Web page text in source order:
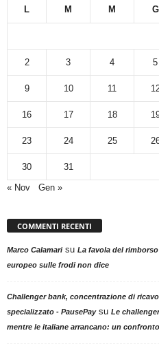
L M M G
2 3 4 5
9 10 11
16 17 18
23 24 25
30
31
« Nov
Gen »
COMMENTI RECENTI
Marco Calamarisu La favola del
europeo sulle frodi non dice
Challenger bank, concentrazione di
specializzato - PausePaysu Le
mentre le italiane arrancano: un